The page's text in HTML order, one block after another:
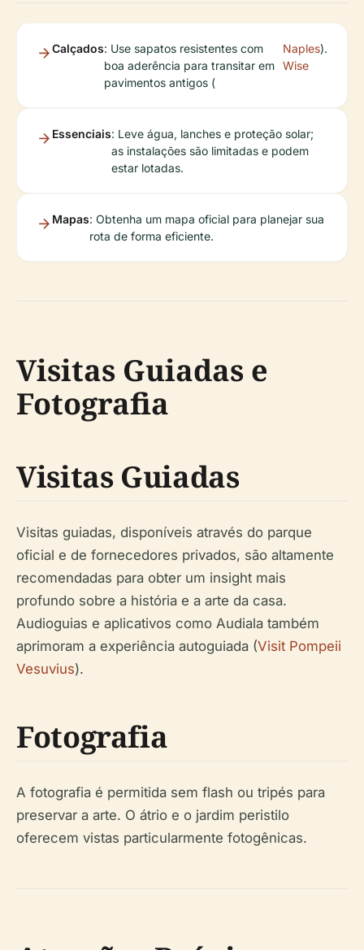
Calçados: Use sapatos resistentes com
boa aderência para transitar em
pavimentos antigos (
Naples
Wise
).
Essenciais: Leve água, lanches e proteção solar;
as instalações são limitadas e podem
estar lotadas.
Mapas: Obtenha um mapa oficial para planejar sua
rota de forma eficiente.
Visitas Guiadas e
Fotografia
Visitas Guiadas
Visitas guiadas, disponíveis através do parque
oficial e de fornecedores privados, são altamente
recomendadas para obter um insight mais
profundo sobre a história e a arte da casa.
Audioguias e aplicativos como Audiala também
aprimoram a experiência autoguiada (Visit Pompeii
Vesuvius).
Fotografia
A fotografia é permitida sem flash ou tripés para
preservar a arte. O átrio e o jardim peristilo
oferecem vistas particularmente fotogênicas.